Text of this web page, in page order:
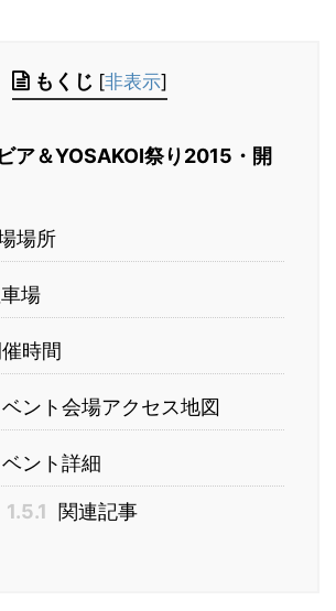
もくじ [非表示]
ア＆YOSAKOI祭り2015・開
場所
場
時間
ベント会場アクセス地図
ント詳細
1.5.1 関連記事